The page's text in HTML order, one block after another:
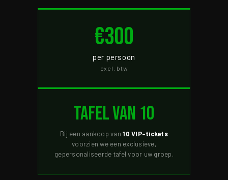
€300
per persoon
excl. btw
Tafel van 10
Bij een aankoop van10 VIP-tickets
voorzien we een exclusieve,
gepersonaliseerde tafel voor uw groep.